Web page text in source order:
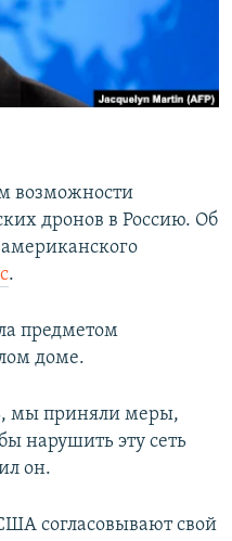
возможности
дронов в Россию. Об
американского
.
предметом
доме.
мы приняли меры,
нарушить эту сеть
он.
согласовывают свой